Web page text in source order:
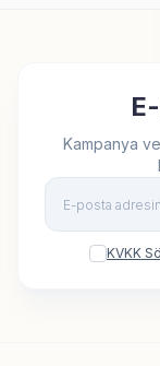
Kampanya
KVKK